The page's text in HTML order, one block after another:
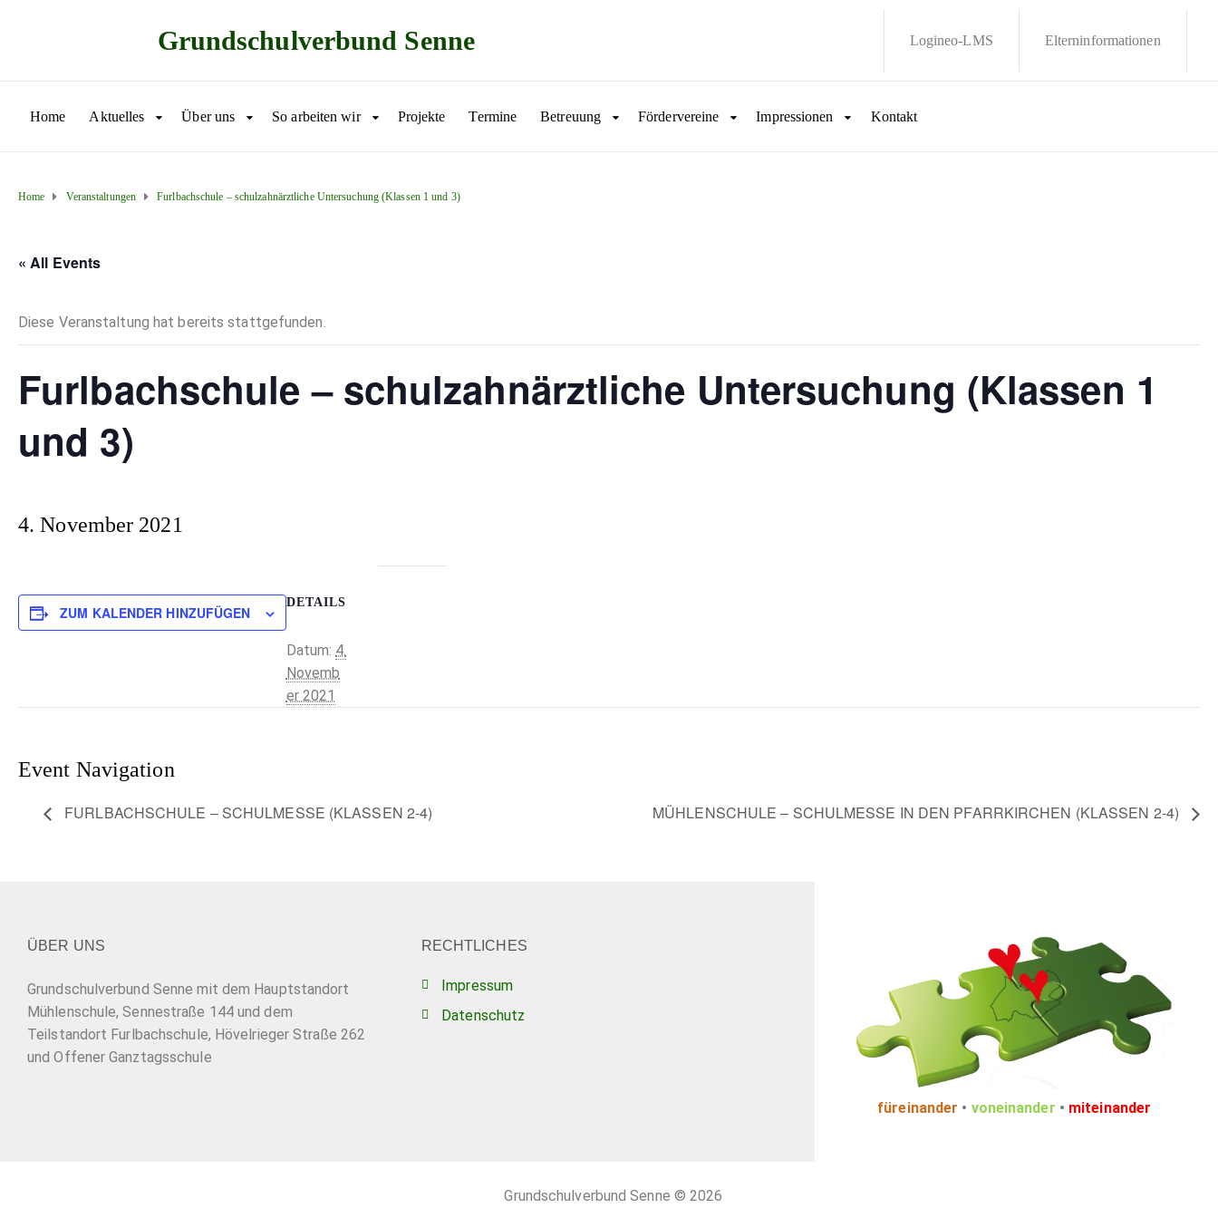
Grundschulverbund Senne Logineo-LMS Elterninformationen
Home Aktuelles Über uns So arbeiten wir Projekte Termine Betreuung Fördervereine Impressionen Kontakt
Home Veranstaltungen Furlbachschule – schulzahnärztliche Untersuchung (Klassen 1 und 3)
« All Events
Diese Veranstaltung hat bereits stattgefunden.
Furlbachschule – schulzahnärztliche Untersuchung (Klassen 1
und 3)
4. November 2021
ZUM KALENDER HINZUFÜGEN
DETAILS
Datum: 4.
Novemb
er 2021
Event Navigation
FURLBACHSCHULE – SCHULMESSE (KLASSEN 2-4) MÜHLENSCHULE – SCHULMESSE IN DEN PFARRKIRCHEN (KLASSEN 2-4)
ÜBER UNS
Grundschulverbund Senne mit dem Hauptstandort
Mühlenschule, Sennestraße 144 und dem
Teilstandort Furlbachschule, Hövelrieger Straße 262
und Offener Ganztagsschule
RECHTLICHES
Impressum
Datenschutz
füreinander • voneinander • miteinander
Grundschulverbund Senne © 2026